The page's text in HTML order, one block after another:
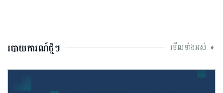
របាយការណ៍ថ្មីៗ មើលទាំងអស់ ➧